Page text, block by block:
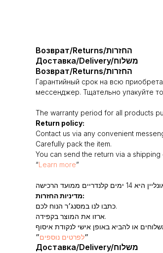
Возврат/Returns/החזרות
Доставка/Delivery/משלוח
Возврат/Returns/החזרות
Гарантийный срок на всю
мессенджер. Тщательно упакуйте
The warranty period for all products
Return policy:
Contact us via any convenient
Carefully pack the item.
You can send the return via a
“Learn more”
מדיניות החזרות:
כתבו לנו במסנג׳ר הנוח לכם.
ארזו את המוצר בקפידה.
״לפרטים נוספים״
Доставка/Delivery/משלוח